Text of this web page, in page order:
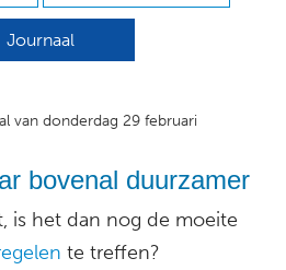
Journaal
van donderdag 29 februari
bovenal duurzamer
is het dan nog de moeite
te treffen?